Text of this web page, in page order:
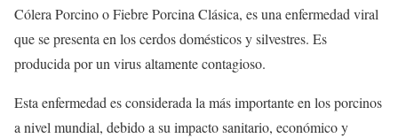
Cólera Porcino o Fiebre Porcina Clásica, es una enfermedad viral
que se presenta en los cerdos domésticos y silvestres. Es
producida por un virus altamente contagioso.
Esta enfermedad es considerada la más importante en los porcinos
a nivel mundial, debido a su impacto sanitario, económico y